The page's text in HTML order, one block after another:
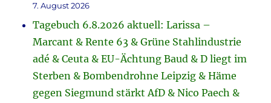
7. August 2026
Tagebuch 6.8.2026 aktuell: Larissa –
Marcant & Rente 63 & Grüne Stahlindustrie
adé & Ceuta & EU-Ächtung Baud & D liegt im
Sterben & Bombendrohne Leipzig & Häme
gegen Siegmund stärkt AfD & Nico Paech &